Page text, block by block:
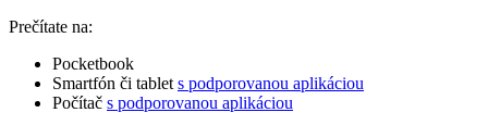
Prečítate na:
Pocketbook
Smartfón či tablet s podporovanou aplikáciou
Počítač s podporovanou aplikáciou